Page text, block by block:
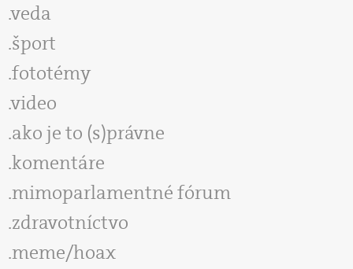
veda
šport
fototémy
video
ako je to (s)právne
komentáre
mimoparlamentné fórum
zdravotníctvo
meme/hoax